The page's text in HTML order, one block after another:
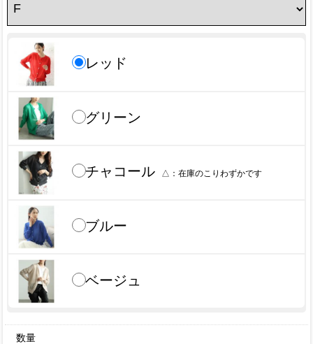
レッド
グリーン
チャコール △
ブルー
ベージュ
数量